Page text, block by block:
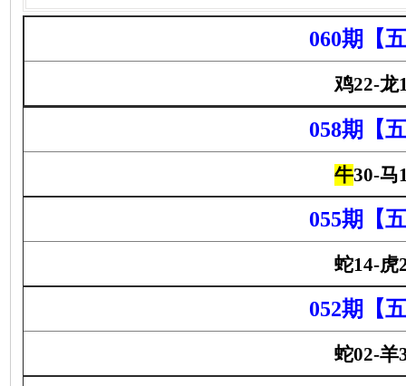
060期【
鸡22-龙
058期【
牛30-马
055期【
蛇14-虎
052期【
蛇02-羊